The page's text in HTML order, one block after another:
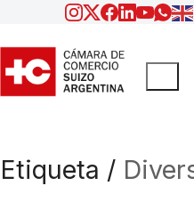
Etiqueta /